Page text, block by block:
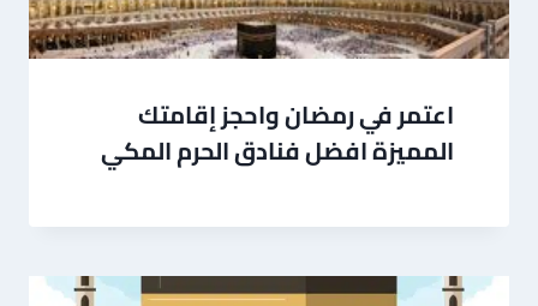
اعتمر في رمضان واحجز إقامتك
المميزة افضل فنادق الحرم المكي